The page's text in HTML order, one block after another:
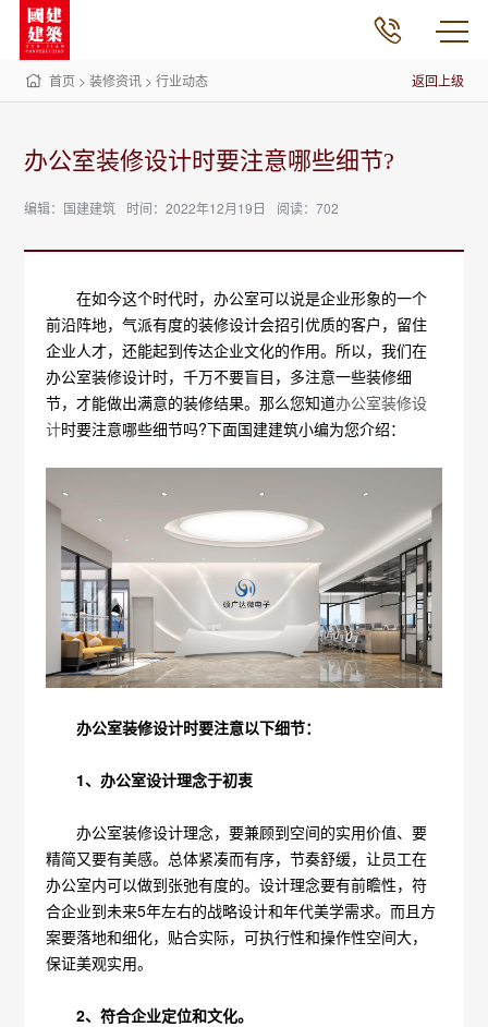
首页 >装修资讯 >行业动态 返回上级
办公室装修设计时要注意哪些细节?
编辑：国建建筑 时间：2022年12月19日 阅读：702
在如今这个时代时，办公室可以说是企业形象的一个
前沿阵地，气派有度的装修设计会招引优质的客户，留住
企业人才，还能起到传达企业文化的作用。所以，我们在
办公室装修设计时，千万不要盲目，多注意一些装修细
节，才能做出满意的装修结果。那么您知道办公室装修设
计时要注意哪些细节吗?下面国建建筑小编为您介绍：
办公室装修设计时要注意以下细节：
1、办公室设计理念于初衷
办公室装修设计理念，要兼顾到空间的实用价值、要
精简又要有美感。总体紧凑而有序，节奏舒缓，让员工在
办公室内可以做到张弛有度的。设计理念要有前瞻性，符
合企业到未来5年左右的战略设计和年代美学需求。而且方
案要落地和细化，贴合实际，可执行性和操作性空间大，
保证美观实用。
2、符合企业定位和文化。